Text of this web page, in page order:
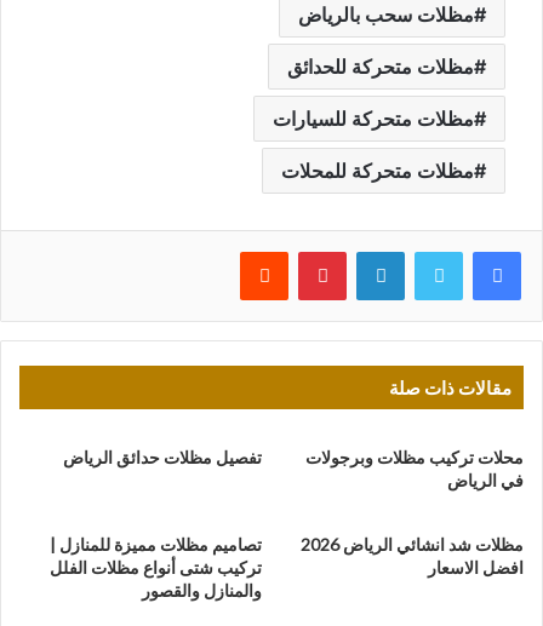
مظلات سحب بالرياض
مظلات متحركة للحدائق
مظلات متحركة للسيارات
مظلات متحركة للمحلات
فيسبوك تويتر لينكدإن بينتيريست
مقالات ذات صلة
محلات تركيب مظلات وبرجولات
في الرياض
تفصيل مظلات حدائق الرياض
مظلات شد انشائي الرياض 2026
افضل الاسعار
تصاميم مظلات مميزة للمنازل |
تركيب شتى أنواع مظلات الفلل
والمنازل والقصور